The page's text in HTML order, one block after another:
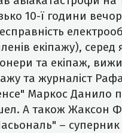
10-ї години
екіпажу), серед
та екіпаж,
та журналіст
Маркос Данило
А також Жаксон
–